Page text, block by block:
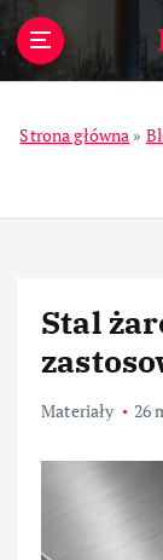
Strona główna »
Stal
Materiały 26